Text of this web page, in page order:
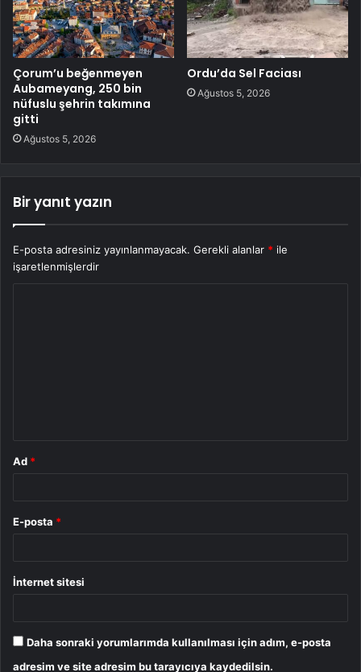
Çorum’u beğenmeyen
Aubameyang, 250 bin
nüfuslu şehrin takımına
gitti
Ağustos 5, 2026
Ordu’da Sel Faciası
Ağustos 5, 2026
Bir yanıt yazın
E-posta adresiniz yayınlanmayacak. Gerekli alanlar * ile
işaretlenmişlerdir
Ad *
E-posta *
İnternet sitesi
Daha sonraki yorumlarımda kullanılması için adım, e-posta
adresim ve site adresim bu tarayıcıya kaydedilsin.